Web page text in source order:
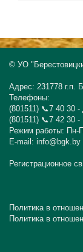
© УО
Адрес: 231778 г.п.
Телефоны:
(801511) 📞7 40 30 -
(801511) 📞7 42 30
Режим работы: Пн-
E-mail: info@bgk.by
Регистрационное
Политика в
Политика в